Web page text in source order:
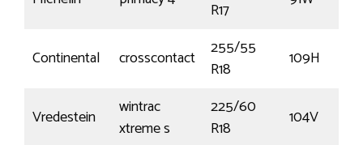
R17
Continental crosscontact
255/55
R18
109H
Vredestein
wintrac
xtreme s
225/60
R18
104V